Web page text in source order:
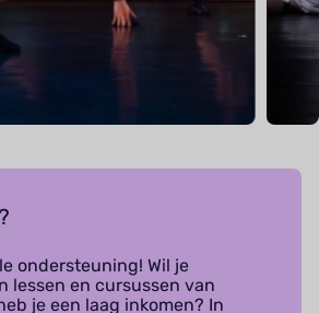
ondersteuning! Wil je
lessen en cursussen van
je een laag inkomen? In